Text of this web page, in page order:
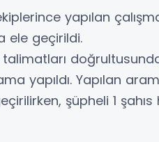
yapılan
ele geçirildi.
talimatları
yapıldı. Yapılan
şüpheli 1 şahıs